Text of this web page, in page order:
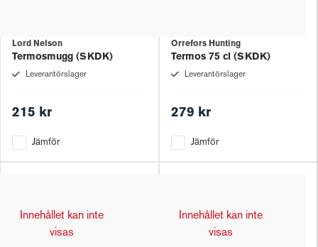
Lord Nelson
Termosmugg (SKDK)
Leverantörslager
215 kr
Jämför
Orrefors Hunting
Termos 75 cl (SKDK)
Leverantörslager
279 kr
Jämför
Innehållet kan inte
visas
Innehållet kan inte
visas